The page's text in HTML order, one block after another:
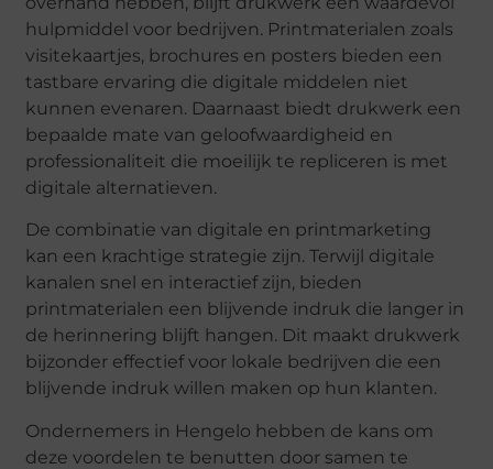
hulpmiddel voor bedrijven. Printmaterialen zoals
visitekaartjes, brochures en posters bieden een
tastbare ervaring die digitale middelen niet
kunnen evenaren. Daarnaast biedt drukwerk een
bepaalde mate van geloofwaardigheid en
professionaliteit die moeilijk te repliceren is met
digitale alternatieven.
De combinatie van digitale en printmarketing
kan een krachtige strategie zijn. Terwijl digitale
kanalen snel en interactief zijn, bieden
printmaterialen een blijvende indruk die langer in
de herinnering blijft hangen. Dit maakt drukwerk
bijzonder effectief voor lokale bedrijven die een
blijvende indruk willen maken op hun klanten.
Ondernemers in Hengelo hebben de kans om
deze voordelen te benutten door samen te